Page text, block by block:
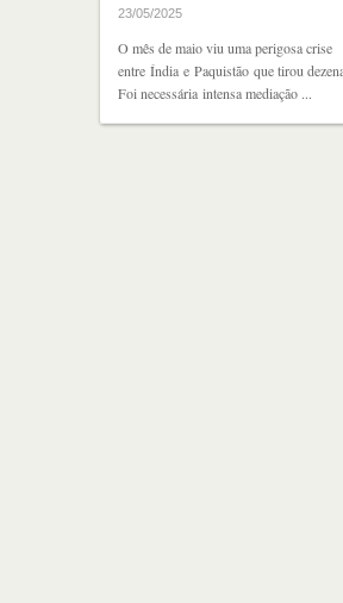
23/05/2025
O mês de maio viu uma perigosa crise
entre Índia e Paquistão que tirou
Foi necessária intensa mediação ...